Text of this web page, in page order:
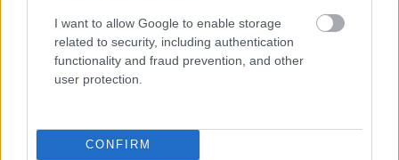
I want to allow Google to enable storage
related to security, including authentication
functionality and fraud prevention, and other
user protection.
CONFIRM
Csendélet 5.0: alig balesetveszélyes lépcső és remek
állapotban levő buszmegálló mutatja, hogy Szolnok mennyire
élhető város
Napokon belül megválasztja az új köztársasági elnököt az
Országgyűlés